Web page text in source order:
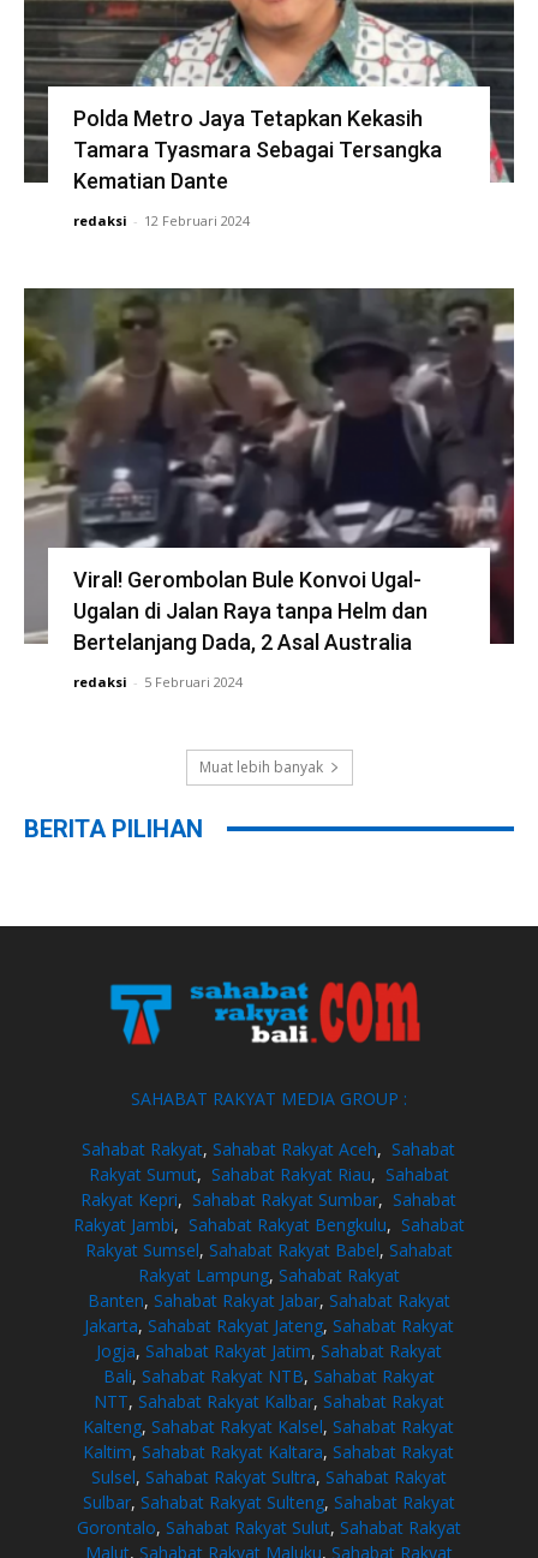
Polda Metro Jaya Tetapkan Kekasih
Tamara Tyasmara Sebagai Tersangka
Kematian Dante
redaksi - 12 Februari 2024
Viral! Gerombolan Bule Konvoi Ugal-
Ugalan di Jalan Raya tanpa Helm dan
Bertelanjang Dada, 2 Asal Australia
redaksi - 5 Februari 2024
Muat lebih banyak
BERITA PILIHAN
SAHABAT RAKYAT MEDIA GROUP :
Sahabat Rakyat, Sahabat Rakyat Aceh, Sahabat
Rakyat Sumut, Sahabat Rakyat Riau, Sahabat
Rakyat Kepri, Sahabat Rakyat Sumbar, Sahabat
Rakyat Jambi, Sahabat Rakyat Bengkulu, Sahabat
Rakyat Sumsel, Sahabat Rakyat Babel, Sahabat
Rakyat Lampung, Sahabat Rakyat
Banten, Sahabat Rakyat Jabar, Sahabat Rakyat
Jakarta, Sahabat Rakyat Jateng, Sahabat Rakyat
Jogja, Sahabat Rakyat Jatim, Sahabat Rakyat
Bali, Sahabat Rakyat NTB, Sahabat Rakyat
NTT, Sahabat Rakyat Kalbar, Sahabat Rakyat
Kalteng, Sahabat Rakyat Kalsel, Sahabat Rakyat
Kaltim, Sahabat Rakyat Kaltara, Sahabat Rakyat
Sulsel, Sahabat Rakyat Sultra, Sahabat Rakyat
Sulbar, Sahabat Rakyat Sulteng, Sahabat Rakyat
Gorontalo, Sahabat Rakyat Sulut, Sahabat Rakyat
Malut, Sahabat Rakyat Maluku, Sahabat Rakyat